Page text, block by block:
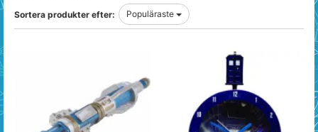
Sortera produkter efter:
Populäraste